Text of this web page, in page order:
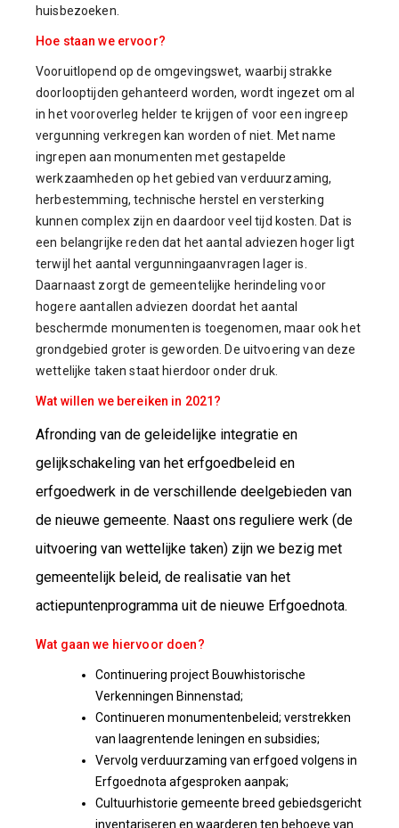
huisbezoeken.
Hoe staan we ervoor?
Vooruitlopend op de omgevingswet, waarbij strakke
doorlooptijden gehanteerd worden, wordt ingezet om al
in het vooroverleg helder te krijgen of voor een ingreep
vergunning verkregen kan worden of niet. Met name
ingrepen aan monumenten met gestapelde
werkzaamheden op het gebied van verduurzaming,
herbestemming, technische herstel en versterking
kunnen complex zijn en daardoor veel tijd kosten. Dat is
een belangrijke reden dat het aantal adviezen hoger ligt
terwijl het aantal vergunningaanvragen lager is.
Daarnaast zorgt de gemeentelijke herindeling voor
hogere aantallen adviezen doordat het aantal
beschermde monumenten is toegenomen, maar ook het
grondgebied groter is geworden. De uitvoering van deze
wettelijke taken staat hierdoor onder druk.
Wat willen we bereiken in 2021?
Afronding van de geleidelijke integratie en
gelijkschakeling van het erfgoedbeleid en
erfgoedwerk in de verschillende deelgebieden van
de nieuwe gemeente. Naast ons reguliere werk (de
uitvoering van wettelijke taken) zijn we bezig met
gemeentelijk beleid, de realisatie van het
actiepuntenprogramma uit de nieuwe Erfgoednota.
Wat gaan we hiervoor doen?
Continuering project Bouwhistorische
Verkenningen Binnenstad;
Continueren monumentenbeleid; verstrekken
van laagrentende leningen en subsidies;
Vervolg verduurzaming van erfgoed volgens in
Erfgoednota afgesproken aanpak;
Cultuurhistorie gemeente breed gebiedsgericht
inventariseren en waarderen ten behoeve van